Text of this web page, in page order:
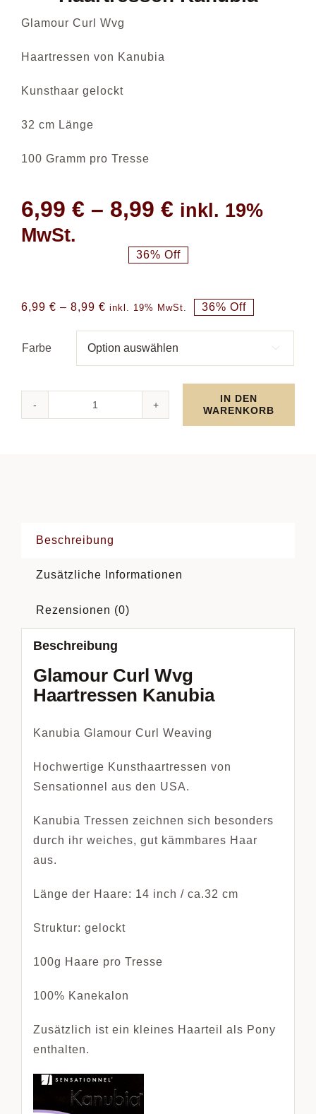
Glamour Curl Wvg
Haartressen von Kanubia
Kunsthaar gelockt
32 cm Länge
100 Gramm pro Tresse
6,99 €– 8,99 € inkl. 19%
MwSt.
36% Off
6,99 € – 8,99 € inkl. 19% MwSt. 36% Off
Farbe 
IN DEN
WARENKORB
Beschreibung
Zusätzliche Informationen
Rezensionen (0)
Beschreibung
Glamour Curl Wvg
Haartressen Kanubia
Kanubia Glamour Curl Weaving
Hochwertige Kunsthaartressen von
Sensationnel aus den USA.
Kanubia Tressen zeichnen sich besonders
durch ihr weiches, gut kämmbares Haar
aus.
Länge der Haare: 14 inch / ca.32 cm
Struktur: gelockt
100g Haare pro Tresse
100% Kanekalon
Zusätzlich ist ein kleines Haarteil als Pony
enthalten.